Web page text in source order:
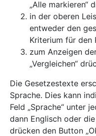
„Alle markieren“
in der oberen
entweder den
Kriterium für den
zum Anzeigen
„Vergleichen“
Die Gesetzestexte
Sprache. Dies kann
Feld „Sprache“ unter
dann Englisch oder
drücken den Button